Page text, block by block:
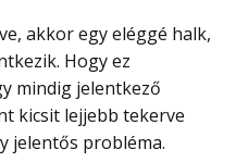
Hogy ez
mindig jelentkező
kicsit lejjebb tekerve
jelentős probléma.